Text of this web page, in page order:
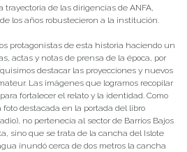
trayectoria de las dirigencias de ANFA,
los años robustecieron a la institución.
protagonistas de esta historia haciendo un
actas y notas de prensa de la época, por
destacar las proyecciones y nuevos
Las imágenes que logramos recopilar
fortalecer el relato y la identidad. Como
destacada en la portada del libro
no pertenecía al sector de Barrios Bajos
sino que se trata de la cancha del Islote
inundó cerca de dos metros la cancha